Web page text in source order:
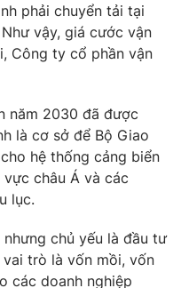
Việt Nam
phải chuyển tải tại
vậy, giá cước vận
Công ty cổ phần vận
năm 2030 đã được
là cơ sở để Bộ Giao
hệ thống cảng biển
châu Á và các
lục.
chủ yếu là đầu tư
trò là vốn mồi, vốn
các doanh nghiệp